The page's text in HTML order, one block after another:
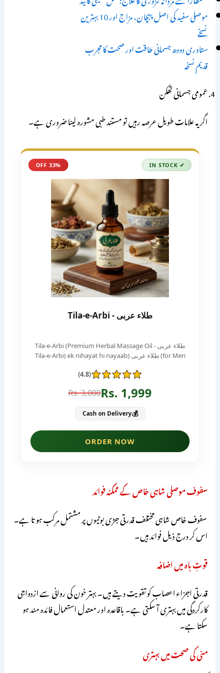
موصلی سفید کی اصل پہچان، مزاج اور 10 بہترین
نسخے
ستاوری دودھ جسمانی طاقت اور صحت کا مجرب
قدیم نسخہ
عمومی جسمانی تھکن
اگر یہ علامات طویل عرصہ رہیں تو مستند طبی مشورہ لینا ضروری ہے۔
سفوف موصلی شاہی خاص کے ممکنہ فوائد
سفوف خاص شاہی مختلف قدرتی جڑی بوٹیوں پر مشتمل مرکب ہو تا ہے۔
اس کر درج ذیل فوائد ہیں۔
قوتِ باہ میں اضافہ
قدرتی اجزاء اعصاب کو تقویت دیتے ہیں۔ بہتر خون کی روانی سے ازدواجی
کارکردگی میں بہتری آ سکتی ہے۔ باقاعدہ اور معتدل استعمال فائدہ مند ہو
سکتا ہے۔
منی کی صحت میں بہتری